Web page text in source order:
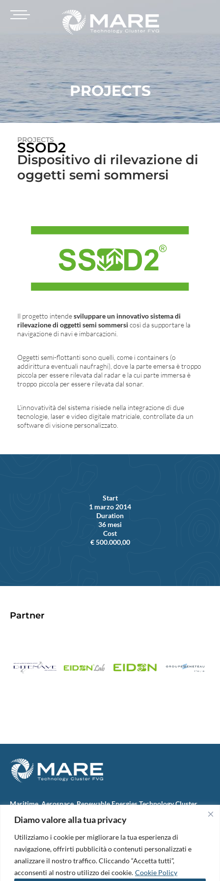
Diamo valore alla tua privacy
Utilizziamo i cookie per migliorare la tua esperienza di
navigazione, offrirti pubblicità o contenuti personalizzati e
analizzare il nostro traffico. Cliccando “Accetta tutti”,
acconsenti al nostro utilizzo dei cookie. Cookie Policy
PROJECTS
PROJECTS
SSOD2
Dispositivo di rilevazione di
oggetti semi sommersi
Il progetto intendesviluppare un innovativo sistema di
rilevazione di oggetti semi sommersi così da supportare la
navigazione di navi e imbarcazioni.
Oggetti semi-flottanti sono quelli, come i containers (o
addirittura eventuali naufraghi), dove la parte emersa è troppo
piccola per essere rilevata dal radar e la cui parte immersa è
troppo piccola per essere rilevata dal sonar.
L’innovatività del sistema risiede nella integrazione di due
tecnologie, laser e video digitale matriciale, controllate da un
software di visione personalizzato.
Start
1 marzo 2014
Duration
36 mesi
Cost
€ 500.000,00
Partner
Maritime, Aerospace, Renewable Energies Technology Cluster
M.A.R.E. TC FVG S.c.ar.l.
34074 Monfalcone (Italy)
tel. +39 0481 723440
Codice Fiscale e Partita Iva: 01138620313
PEC:marefvg@legalmail.it
Codice univoco per i pagamenti: M5UXCR1